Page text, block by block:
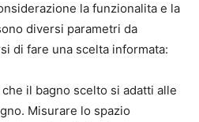
la funzionalita e la
diversi parametri da
di fare una scelta informata:
il bagno scelto si adatti alle
Misurare lo spazio